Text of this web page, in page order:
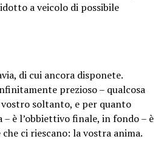
a veicolo di possibile
di cui ancora disponete.
prezioso – qualcosa
vostro soltanto, e per quanto
è l’obbiettivo finale, in fondo – è
ci riescano: la vostra anima.